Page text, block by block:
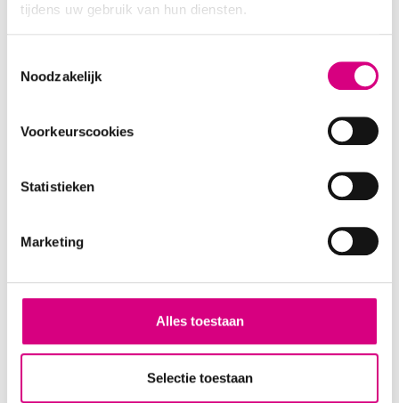
tijdens uw gebruik van hun diensten.
Selection
Noodzakelijk
Voorkeurscookies
Statistieken
Marketing
Alles toestaan
Selectie toestaan